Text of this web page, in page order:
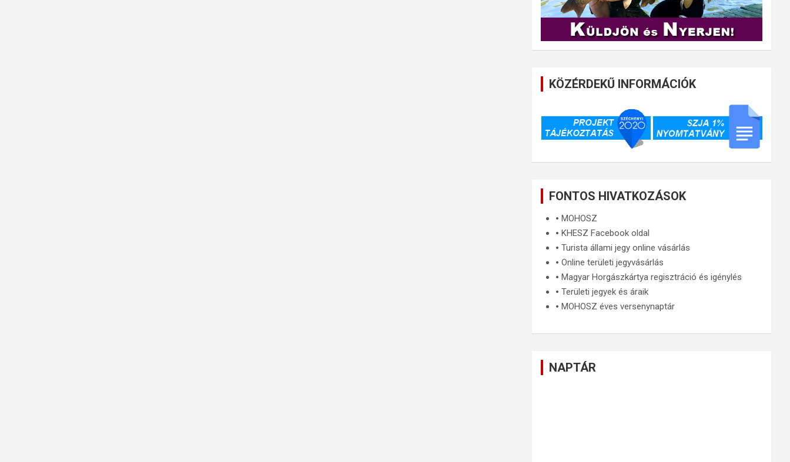
KÖZÉRDEKŰ INFORMÁCIÓK
FONTOS HIVATKOZÁSOK
🞄MOHOSZ
🞄KHESZ Facebook oldal
🞄Turista állami jegy online vásárlás
🞄Online területi jegyvásárlás
🞄Magyar Horgászkártya regisztráció és igénylés
🞄Területi jegyek és áraik
🞄MOHOSZ éves versenynaptár
NAPTÁR